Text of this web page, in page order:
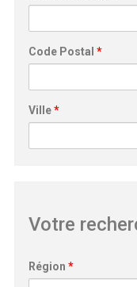
Code Postal *
Ville*
Votre
Région *